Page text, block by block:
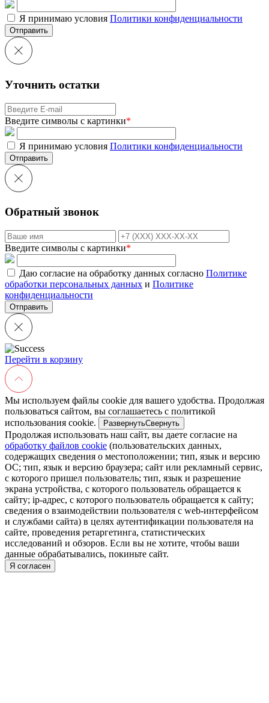
Я принимаю условия Политики конфиденциальности
Отправить
Уточнить остатки
Введите символы с картинки*
Я принимаю условия Политики конфиденциальности
Отправить
Обратный звонок
Введите символы с картинки*
Даю согласие на обработку данных согласно Политике
обработки персональных данных и Политике
конфиденциальности
Перейти в корзину
Мы используем файлы cookie для вашего удобства. Продолжая
пользоваться сайтом, вы соглашаетесь с политикой
использования cookie.
РазвернутьСвернуть
Продолжая использовать наш сайт, вы даете согласие на
обработку файлов cookie (пользовательских данных,
содержащих сведения о местоположении; тип, язык и версию
ОС; тип, язык и версию браузера; сайт или рекламный сервис,
с которого пришел пользователь; тип, язык и разрешение
экрана устройства, с которого пользователь обращается к
сайту; ip-адрес, с которого пользователь обращается к сайту;
сведения о взаимодействии пользователя с web-интерфейсом
и службами сайта) в целях аутентификации пользователя на
сайте, проведения ретаргетинга, статистических
исследований и обзоров. Если вы не хотите, чтобы ваши
данные обрабатывались, покиньте сайт.
Я согласен